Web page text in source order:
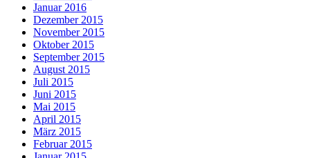
Januar 2016
Dezember 2015
November 2015
Oktober 2015
September 2015
August 2015
Juli 2015
Juni 2015
Mai 2015
April 2015
März 2015
Februar 2015